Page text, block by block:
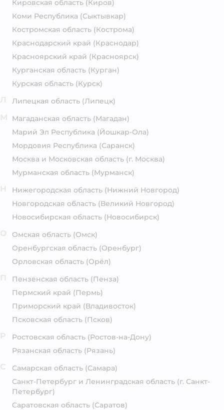
Кировская область (Киров)
Коми Республика (Сыктывкар)
Костромская область (Кострома)
Краснодарский край (Краснодар)
Красноярский край (Красноярск)
Курганская область (Курган)
Курская область (Курск)
Липецкая область (Липецк)
Магаданская область (Магадан)
Марий Эл Республика (Йошкар-Ола)
Мордовия Республика (Саранск)
Москва и Московская область (г. Москва)
Мурманская область (Мурманск)
Нижегородская область (Нижний Новгород)
Новгородская область (Великий Новгород)
Новосибирская область (Новосибирск)
Омская область (Омск)
Оренбургская область (Оренбург)
Орловская область (Орёл)
Пензенская область (Пенза)
Пермский край (Пермь)
Приморский край (Владивосток)
Псковская область (Псков)
Ростовская область (Ростов-на-Дону)
Рязанская область (Рязань)
Самарская область (Самара)
Санкт-Петербург и Ленинградская область (г. Санкт-
Петербург)
Саратовская область (Саратов)